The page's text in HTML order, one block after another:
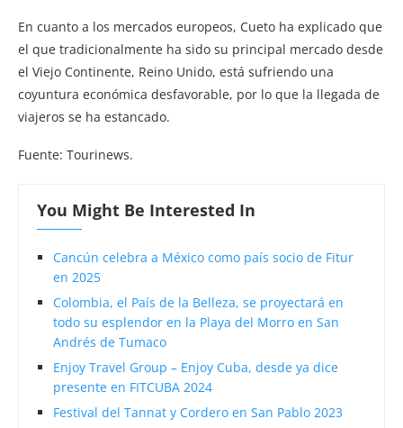
En cuanto a los mercados europeos, Cueto ha explicado que
el que tradicionalmente ha sido su principal mercado desde
el Viejo Continente, Reino Unido, está sufriendo una
coyuntura económica desfavorable, por lo que la llegada de
viajeros se ha estancado.
Fuente: Tourinews.
You Might Be Interested In
Cancún celebra a México como país socio de Fitur
en 2025
Colombia, el País de la Belleza, se proyectará en
todo su esplendor en la Playa del Morro en San
Andrés de Tumaco
Enjoy Travel Group – Enjoy Cuba, desde ya dice
presente en FITCUBA 2024
Festival del Tannat y Cordero en San Pablo 2023